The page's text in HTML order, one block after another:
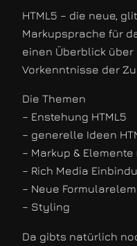
HTML5 – die neue,
Markupsprache für
einen Überblick über
Vorkenntnisse der
Die Themen
– Enstehung HTML5
– generelle Ideen
– Markup &
– Rich Media
– Neue
– Styling
Da gibts natürlich